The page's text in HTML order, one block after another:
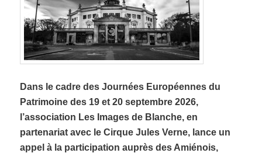
Dans le cadre des Journées Européennes du
Patrimoine des 19 et 20 septembre 2026,
l’association Les Images de Blanche, en
partenariat avec le Cirque Jules Verne, lance un
appel à la participation auprès des Amiénois,